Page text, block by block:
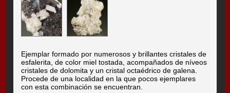
Ejemplar formado por numerosos y brillantes cristales de
esfalerita, de color miel tostada, acompañados de níveos
cristales de dolomita y un cristal octaédrico de galena.
Procede de una localidad en la que pocos ejemplares
con esta combinación se encuentran.